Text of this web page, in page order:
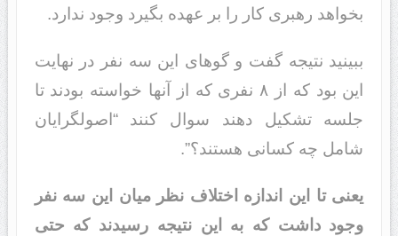
بخواهد رهبری کار را بر عهده بگیرد وجود ندارد.
ببینید نتیجه گفت و گوهای این سه نفر در نهایت
این بود که از ۸ نفری که از آنها خواسته بودند تا
جلسه تشکیل دهند سوال کنند “اصولگرایان
شامل چه کسانی هستند؟”.
یعنی تا این اندازه اختلاف نظر میان این سه نفر
وجود داشت که به این نتیجه رسیدند که حتی